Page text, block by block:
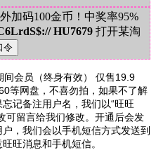
加码100金币！中奖率95%
HU7679 打开某淘
间会员（终身有效） 仅售19.9
等网盘，不喜勿拍，如果不了解
记备注用户名，我们以“旺旺
可留言给我们修改。开通后会发
，我们会以手机短信方式发送到
旺消息和手机短信。